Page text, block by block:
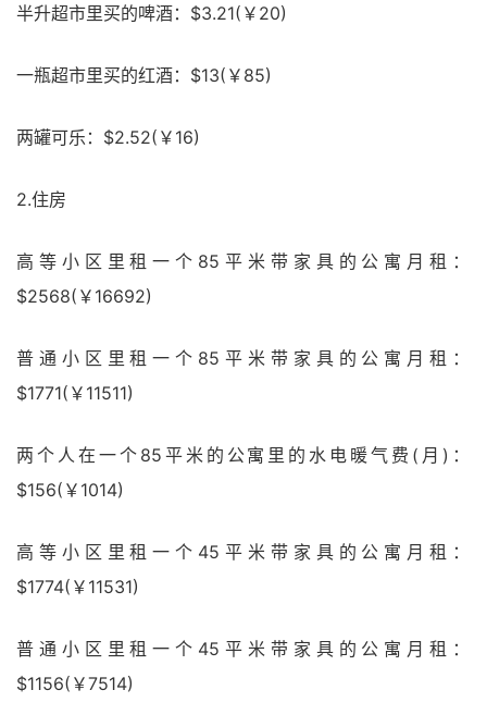
半升超市里买的啤酒：$3.21(￥20)
一瓶超市里买的红酒：$13(￥85)
两罐可乐：$2.52(￥16)
2.住房
高等小区里租一个85平米带家具的公寓月租：
$2568(￥16692)
普通小区里租一个85平米带家具的公寓月租：
$1771(￥11511)
两个人在一个85平米的公寓里的水电暖气费(月)：
$156(￥1014)
高等小区里租一个45平米带家具的公寓月租：
$1774(￥11531)
普通小区里租一个45平米带家具的公寓月租：
$1156(￥7514)